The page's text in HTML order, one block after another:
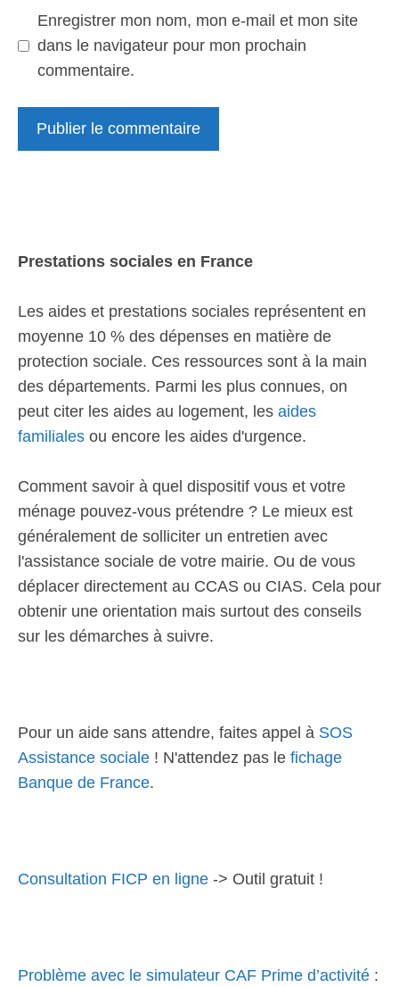
Enregistrer mon nom, mon e-mail et mon site
dans le navigateur pour mon prochain
commentaire.
Prestations sociales en France
Les aides et prestations sociales représentent en
moyenne 10 % des dépenses en matière de
protection sociale. Ces ressources sont à la main
des départements. Parmi les plus connues, on
peut citer les aides au logement, les aides
familiales ou encore les aides d'urgence.
Comment savoir à quel dispositif vous et votre
ménage pouvez-vous prétendre ? Le mieux est
généralement de solliciter un entretien avec
l'assistance sociale de votre mairie. Ou de vous
déplacer directement au CCAS ou CIAS. Cela pour
obtenir une orientation mais surtout des conseils
sur les démarches à suivre.
Pour un aide sans attendre, faites appel à SOS
Assistance sociale ! N'attendez pas le fichage
Banque de France.
Consultation FICP en ligne -> Outil gratuit !
Problème avec le simulateur CAF Prime d’activité :